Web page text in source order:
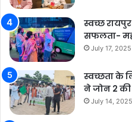
स्वच्छ
सफलता-
July 17, 2025
स्वच्छता के
ने जोन 2
July 14, 2025